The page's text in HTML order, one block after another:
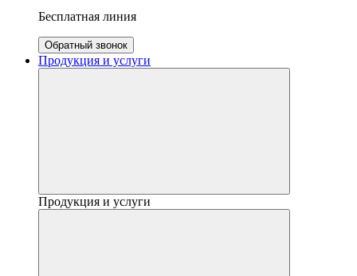
Бесплатная линия
Обратный звонок
Продукция и услуги
Продукция и услуги